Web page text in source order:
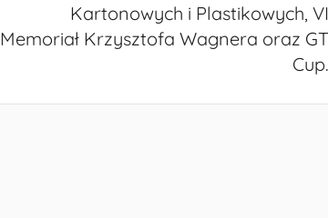
Kartonowych i Plastikowych, VI
Memoriał Krzysztofa Wagnera oraz GT
Cup.